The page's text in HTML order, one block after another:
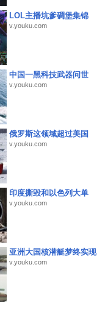
LOL主播坑爹碉堡集锦
v.youku.com
中国一黑科技武器问世
v.youku.com
俄罗斯这领域超过美国
v.youku.com
印度撕毁和以色列大单
v.youku.com
亚洲大国核潜艇梦终实现
v.youku.com